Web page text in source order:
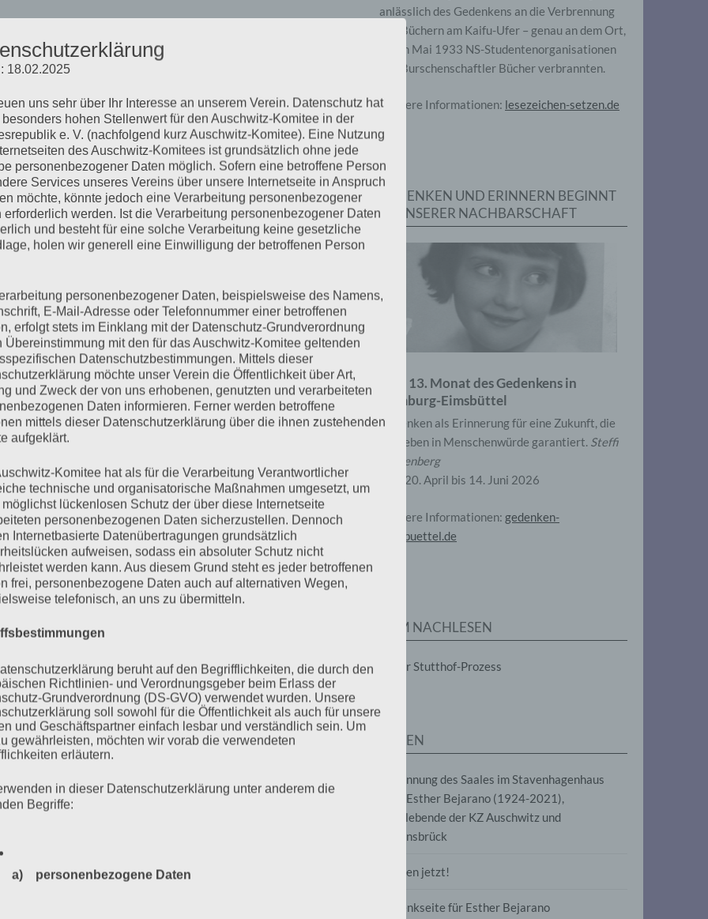
anlässlich des Gedenkens an die Verbrennung
von Büchern am Kaifu-Ufer – genau an dem Ort,
wo im Mai 1933 NS-Studentenorganisationen
und Burschenschaftler Bücher verbrannten.
Weitere Informationen: lesezeichen-setzen.de
GEDENKEN UND ERINNERN BEGINNT
IN UNSERER NACHBARSCHAFT
Zum 13. Monat des Gedenkens in
Hamburg-Eimsbüttel
Gedenken als Erinnerung für eine Zukunft, die
ein Leben in Menschenwürde garantiert. Steffi
Wittenberg
Vom 20. April bis 14. Juni 2026
Weitere Informationen: gedenken-
eimsbuettel.de
ZUM NACHLESEN
Der Stutthof-Prozess
SEITEN
Benennung des Saales im Stavenhagenhaus
nach Esther Bejarano (1924-2021),
Überlebende der KZ Auschwitz und
Ravensbrück
Frieden jetzt!
Gedenkseite für Esther Bejarano
18.02.2025
uns sehr über Ihr Interesse an unserem Verein. Datenschutz hat
hohen Stellenwert für den Auschwitz-Komitee in der
e. V. (nachfolgend kurz Auschwitz-Komitee). Eine Nutzung
des Auschwitz-Komitees ist grundsätzlich ohne jede
personenbezogener Daten möglich. Sofern eine betroffene Person
Services unseres Vereins über unsere Internetseite in Anspruch
möchte, könnte jedoch eine Verarbeitung personenbezogener
erforderlich werden. Ist die Verarbeitung personenbezogener Daten
und besteht für eine solche Verarbeitung keine gesetzliche
holen wir generell eine Einwilligung der betroffenen Person
personenbezogener Daten, beispielsweise des Namens,
E-Mail-Adresse oder Telefonnummer einer betroffenen
erfolgt stets im Einklang mit der Datenschutz-Grundverordnung
Übereinstimmung mit den für das Auschwitz-Komitee geltenden
Datenschutzbestimmungen. Mittels dieser
möchte unser Verein die Öffentlichkeit über Art,
und Zweck der von uns erhobenen, genutzten und verarbeiteten
Daten informieren. Ferner werden betroffene
mittels dieser Datenschutzerklärung über die ihnen zustehenden
aufgeklärt.
Komitee hat als für die Verarbeitung Verantwortlicher
technische und organisatorische Maßnahmen umgesetzt, um
lückenlosen Schutz der über diese Internetseite
personenbezogenen Daten sicherzustellen. Dennoch
Internetbasierte Datenübertragungen grundsätzlich
aufweisen, sodass ein absoluter Schutz nicht
werden kann. Aus diesem Grund steht es jeder betroffenen
frei, personenbezogene Daten auch auf alternativen Wegen,
telefonisch, an uns zu übermitteln.
beruht auf den Begrifflichkeiten, die durch den
Richtlinien- und Verordnungsgeber beim Erlass der
Grundverordnung (DS-GVO) verwendet wurden. Unsere
soll sowohl für die Öffentlichkeit als auch für unsere
und Geschäftspartner einfach lesbar und verständlich sein. Um
gewährleisten, möchten wir vorab die verwendeten
erläutern.
in dieser Datenschutzerklärung unter anderem die
Begriffe:
a) personenbezogene Daten